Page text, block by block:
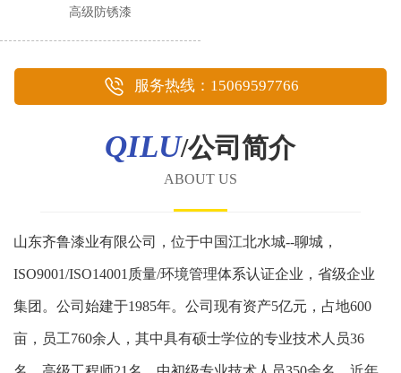
高级防锈漆
服务热线：15069597766
QILU/公司简介
ABOUT US
山东齐鲁漆业有限公司，位于中国江北水城--聊城，
ISO9001/ISO14001质量/环境管理体系认证企业，省级企业
集团。公司始建于1985年。公司现有资产5亿元，占地600
亩，员工760余人，其中具有硕士学位的专业技术人员36